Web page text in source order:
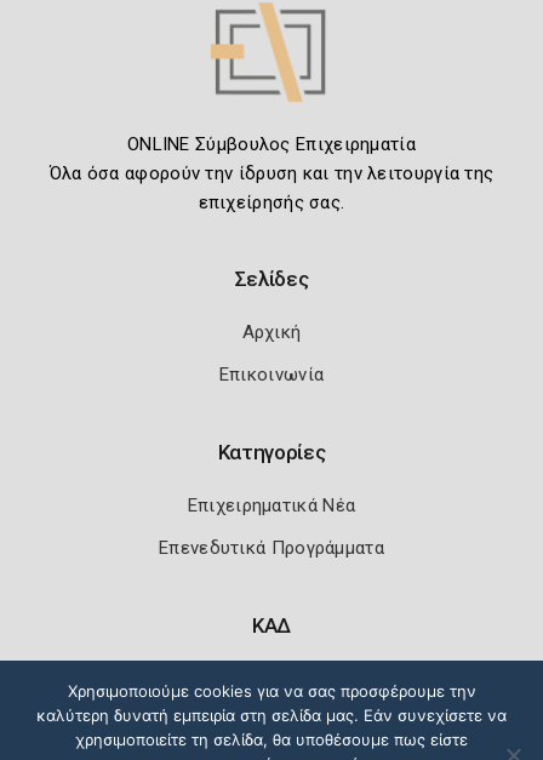
ONLINE Σύμβουλος Επιχειρηματία
Όλα όσα αφορούν την ίδρυση και την λειτουργία της
επιχείρησής σας.
Σελίδες
Αρχική
Επικοινωνία
Κατηγορίες
Επιχειρηματικά Νέα
Επενεδυτικά Προγράμματα
ΚΑΔ
Χρησιμοποιούμε cookies για να σας προσφέρουμε την
καλύτερη δυνατή εμπειρία στη σελίδα μας. Εάν συνεχίσετε να
χρησιμοποιείτε τη σελίδα, θα υποθέσουμε πως είστε